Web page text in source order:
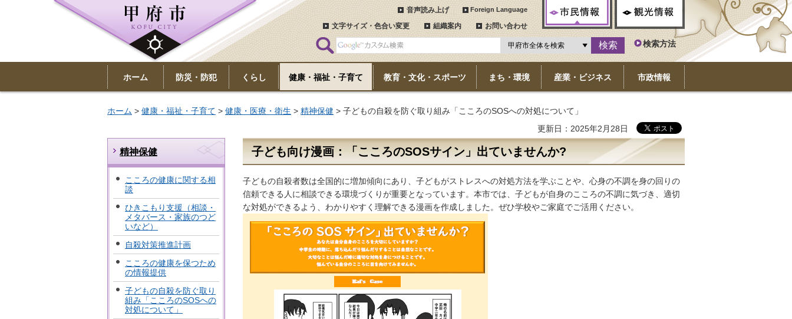
音声読み上げ Foreign Language
文字サイズ・色合い変更 組織案内 お問い合わせ
検索方法
ホーム 防災・防犯 くらし 健康・福祉・子育て 教育・文化・スポーツ まち・環境 産業・ビジネス 市政情報
ホーム > 健康・福祉・子育て > 健康・医療・衛生 > 精神保健 > 子どもの自殺を防ぐ取り組み「こころのSOSへの対処について」
更新日：2025年2月28日
精神保健
こころの健康に関する相
談
ひきこもり支援（相談・
メタバース・家族のつど
いなど）
自殺対策推進計画
こころの健康を保つため
の情報提供
子どもの自殺を防ぐ取り
組み「こころのSOSへの
対処について」
子ども向け漫画：「こころのSOSサイン」出ていませんか?
子どもの自殺者数は全国的に増加傾向にあり、子どもがストレスへの対処方法を学ぶことや、心身の不調を身の回りの
信頼できる人に相談できる環境づくりが重要となっています。本市では、子どもが自身のこころの不調に気づき、適切
な対処ができるよう、わかりやすく理解できる漫画を作成しました。ぜひ学校やご家庭でご活用ください。